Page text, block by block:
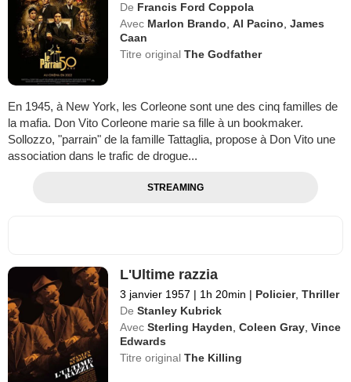
De Francis Ford Coppola
Avec Marlon Brando ,Al Pacino ,James
Caan
Titre originalThe Godfather
En 1945, à New York, les Corleone sont une des cinq familles de
la mafia. Don Vito Corleone marie sa fille à un bookmaker.
Sollozzo, "parrain" de la famille Tattaglia, propose à Don Vito une
association dans le trafic de drogue...
STREAMING
L'Ultime razzia
3 janvier 1957 | 1h 20min | Policier,Thriller
De Stanley Kubrick
Avec Sterling Hayden ,Coleen Gray ,Vince
Edwards
Titre originalThe Killing